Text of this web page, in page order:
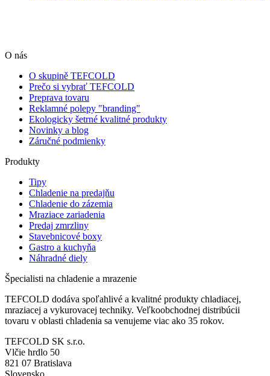
O nás
O skupině TEFCOLD
Prečo si vybrať TEFCOLD
Preprava tovaru
Reklamné polepy "branding"
Ekologicky šetrné kvalitné produkty
Novinky a blog
Záručné podmienky
Produkty
Tipy
Chladenie na predajňu
Chladenie do zázemia
Mraziace zariadenia
Predaj zmrzliny
Stavebnicové boxy
Gastro a kuchyňa
Náhradné diely
Špecialisti na chladenie a mrazenie
TEFCOLD dodáva spoľahlivé a kvalitné produkty chladiacej,
mraziacej a vykurovacej techniky. Veľkoobchodnej distribúcii
tovaru v oblasti chladenia sa venujeme viac ako 35 rokov.
TEFCOLD SK s.r.o.
Vlčie hrdlo 50
821 07 Bratislava
Slovensko